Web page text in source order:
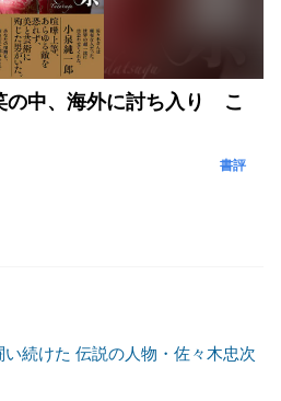
の中、海外に討ち入り こ
書評
続けた 伝説の人物・佐々木忠次